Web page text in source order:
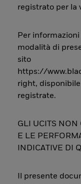
registrato per la
Per
modalità di
sito
https://
right,
registrate.
GLI UCITS NON
E LE
INDICATIVE DI
Il presente